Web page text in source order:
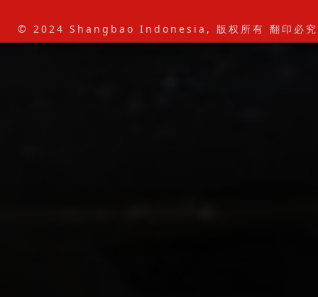
© 2024 Shangbao Indonesia, 版权所有 翻印必